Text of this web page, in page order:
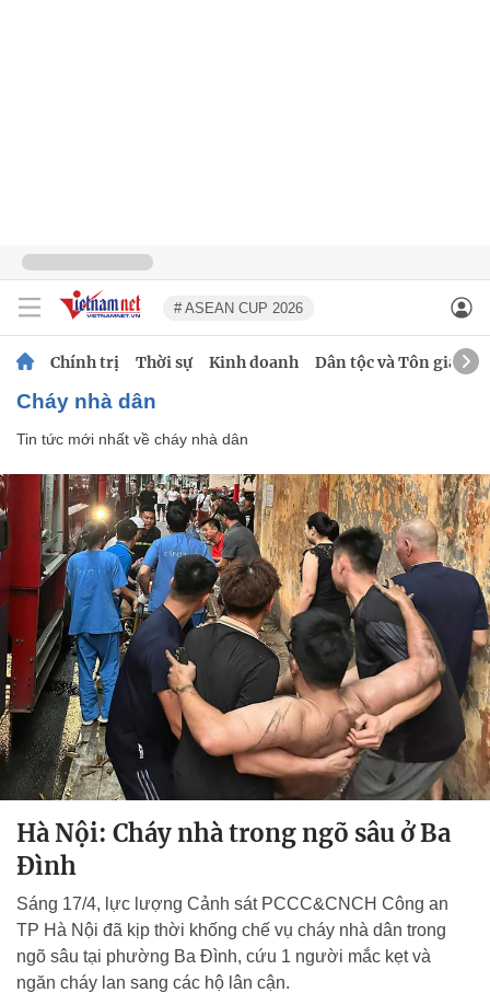
# ASEAN CUP 2026
Chính trị Thời sự Kinh doanh Dân tộc và Tôn giáo
cháy nhà dân
Tin tức mới nhất về cháy nhà dân
Hà Nội: Cháy nhà trong ngõ sâu ở Ba
Đình
Sáng 17/4, lực lượng Cảnh sát PCCC&CNCH Công an
TP Hà Nội đã kịp thời khống chế vụ cháy nhà dân trong
ngõ sâu tại phường Ba Đình, cứu 1 người mắc kẹt và
ngăn cháy lan sang các hộ lân cận.